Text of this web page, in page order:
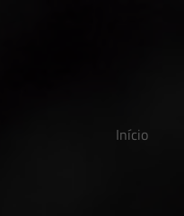
Início